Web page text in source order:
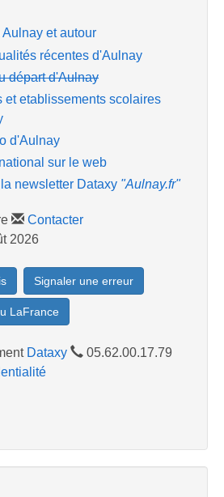
et autour
récentes d'Aulnay
départ d'Aulnay
et etablissements scolaires
d'Aulnay
sur le web
newsletter Dataxy "Aulnay.fr"
Contacter
2026
Signaler une erreur
LaFrance
Dataxy
05.62.00.17.79